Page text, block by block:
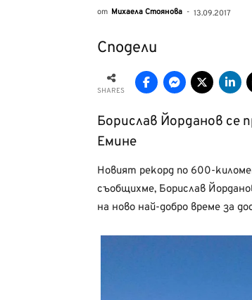
от Михаела Стоянова - 13.09.2017
Сподели
SHARES
Борислав Йорданов се
Емине
Новият рекорд по 600-
съобщихме, Борислав
на ново най-добро време за